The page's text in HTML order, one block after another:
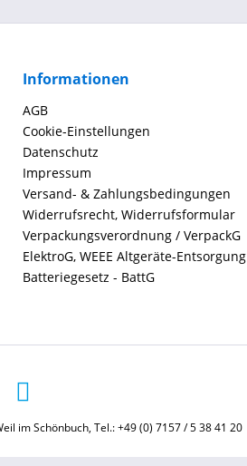
Informationen
AGB
Cookie-Einstellungen
Datenschutz
Impressum
Versand- & Zahlungsbedingungen
Widerrufsrecht, Widerrufsformular
Verpackungsverordnung / VerpackG
ElektroG, WEEE Altgeräte-Entsorgung
Batteriegesetz - BattG
im Schönbuch, Tel.: +49 (0) 7157 / 5 38 41 20